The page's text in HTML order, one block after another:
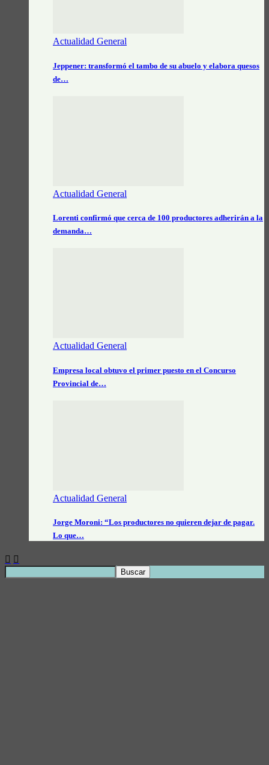
Actualidad General
Jeppener: transformó el tambo de su abuelo y elabora quesos
de…
Actualidad General
Lorenti confirmó que cerca de 100 productores adherirán a la
demanda…
Actualidad General
Empresa local obtuvo el primer puesto en el Concurso
Provincial de…
Actualidad General
Jorge Moroni: “Los productores no quieren dejar de pagar.
Lo que…